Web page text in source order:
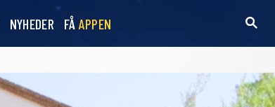
NYHEDER FÅ APPEN